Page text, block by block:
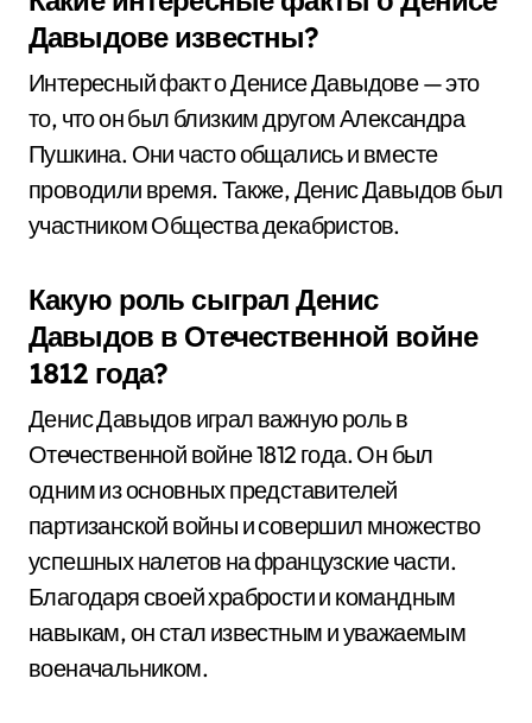
Давыдове известны?
Интересный факт о Денисе Давыдове — это
то, что он был близким другом Александра
Пушкина. Они часто общались и вместе
проводили время. Также, Денис Давыдов был
участником Общества декабристов.
Какую роль сыграл Денис
Давыдов в Отечественной войне
1812 года?
Денис Давыдов играл важную роль в
Отечественной войне 1812 года. Он был
одним из основных представителей
партизанской войны и совершил множество
успешных налетов на французские части.
Благодаря своей храбрости и командным
навыкам, он стал известным и уважаемым
военачальником.